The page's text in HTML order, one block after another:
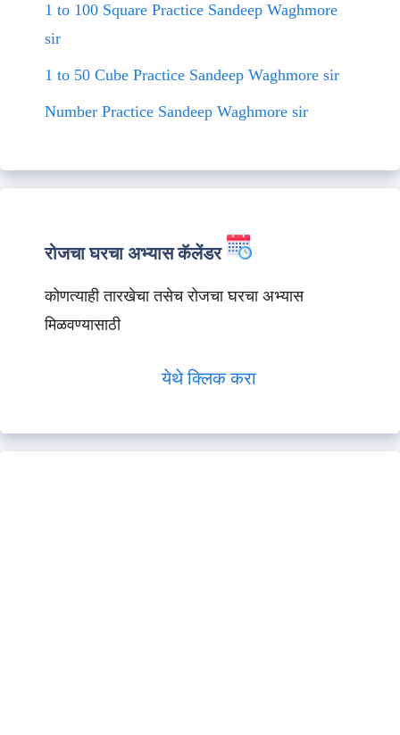
1 to 100 Square Practice Sandeep Waghmore
sir
1 to 50 Cube Practice Sandeep Waghmore sir
Number Practice Sandeep Waghmore sir
रोजचा घरचा अभ्यास कॅलेंडर
कोणत्याही तारखेचा तसेच रोजचा घरचा अभ्यास
मिळवण्यासाठी
येथे क्लिक करा